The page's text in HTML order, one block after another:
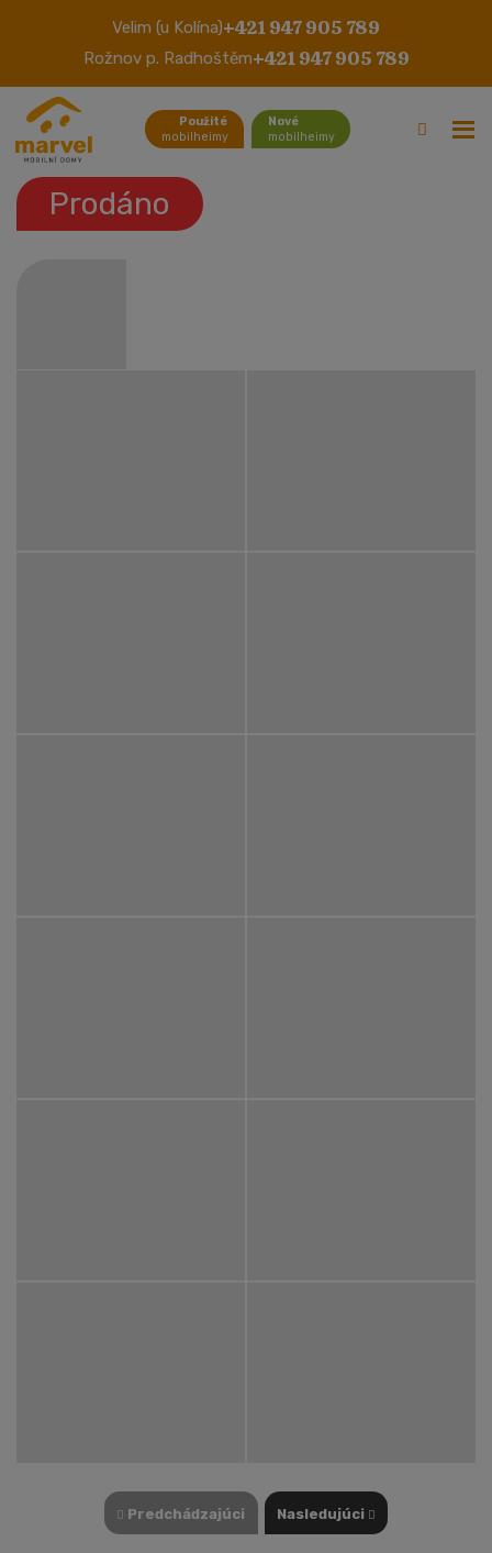
Velim (u Kolína)+421 947 905 789
Rožnov p. Radhoštěm+421 947 905 789
Použité
mobilheimy
Nové
mobilheimy
Willerby Excelent
Prodáno
Predchádzajúci Nasledujúci